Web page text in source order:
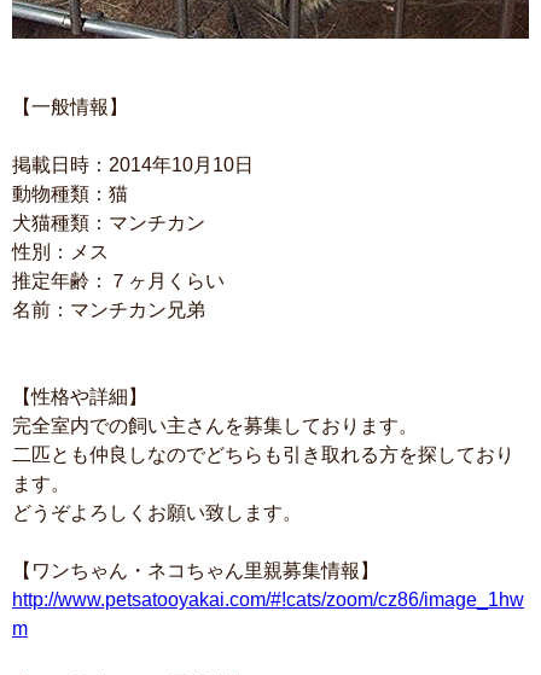
【一般情報】
掲載日時：2014年10月10日
動物種類：猫
犬猫種類：マンチカン
性別：メス
推定年齢：７ヶ月くらい
名前：マンチカン兄弟
【性格や詳細】
完全室内での飼い主さんを募集しております。
二匹とも仲良しなのでどちらも引き取れる方を探しており
ます。
どうぞよろしくお願い致します。
【ワンちゃん・ネコちゃん里親募集情報】
http://www.petsatooyakai.com/#!cats/zoom/cz86/image_1hw
m